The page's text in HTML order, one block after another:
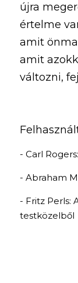
újra
értelme
amit
amit
változni,
- Carl
- Abraham
- Fritz Perls:
testközelből